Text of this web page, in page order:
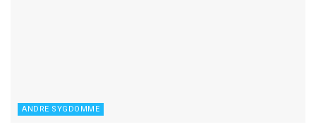
ANDRE SYGDOMME